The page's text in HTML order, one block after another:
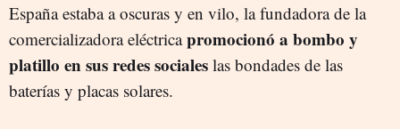
España estaba a oscuras y en vilo, la fundadora de la
comercializadora eléctricapromocionó a bombo y
platillo en sus redes sociales las bondades de las
baterías y placas solares.